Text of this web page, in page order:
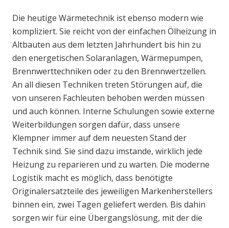
Die heutige Wärmetechnik ist ebenso modern wie
kompliziert. Sie reicht von der einfachen Ölheizung in
Altbauten aus dem letzten Jahrhundert bis hin zu
den energetischen Solaranlagen, Wärmepumpen,
Brennwerttechniken oder zu den Brennwertzellen.
An all diesen Techniken treten Störungen auf, die
von unseren Fachleuten behoben werden müssen
und auch können. Interne Schulungen sowie externe
Weiterbildungen sorgen dafür, dass unsere
Klempner immer auf dem neuesten Stand der
Technik sind. Sie sind dazu imstande, wirklich jede
Heizung zu reparieren und zu warten. Die moderne
Logistik macht es möglich, dass benötigte
Originalersatzteile des jeweiligen Markenherstellers
binnen ein, zwei Tagen geliefert werden. Bis dahin
sorgen wir für eine Übergangslösung, mit der die